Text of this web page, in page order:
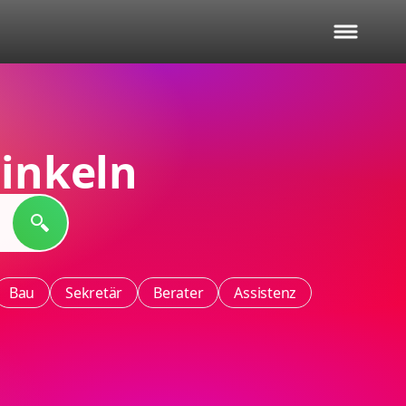
Bau Sekretär Berater
Assistenz